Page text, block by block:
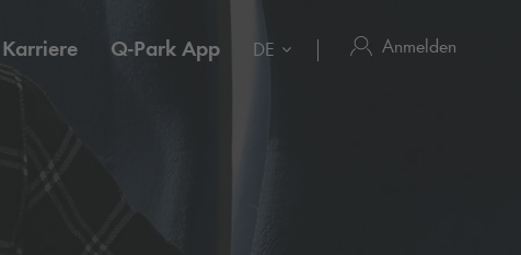
Karriere Q-Park App DE Anmelden